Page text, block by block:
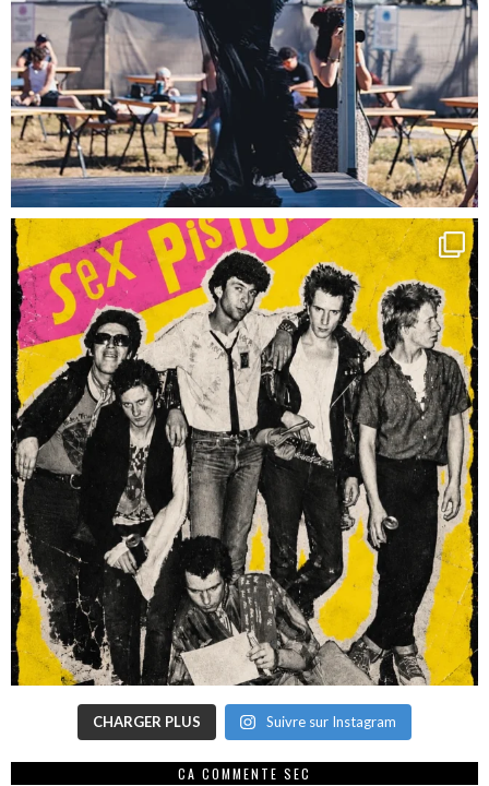
CHARGER PLUS Suivre sur Instagram
CA COMMENTE SEC